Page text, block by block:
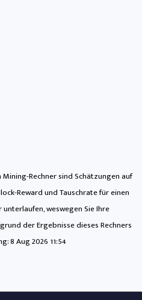
Rechner sind Schätzungen auf
Reward und Tauschrate für einen
weswegen Sie Ihre
der Ergebnisse dieses Rechners
8 Aug 2026 11:54